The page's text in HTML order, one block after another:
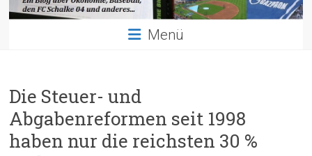
Menü
Die Steuer- und
Abgabenreformen seit 1998
haben nur die reichsten 30 %